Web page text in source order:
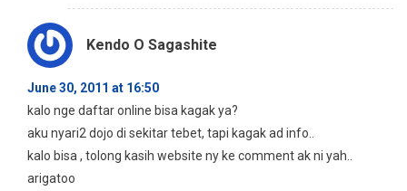
Kendo O Sagashite
June 30, 2011 at 16:50
kalo nge daftar online bisa kagak ya?
aku nyari2 dojo di sekitar tebet, tapi kagak ad info..
kalo bisa , tolong kasih website ny ke comment ak ni yah..
arigatoo